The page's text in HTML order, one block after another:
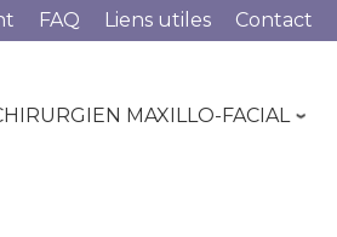
FAQ Liens utiles Contact
MAXILLO-FACIAL